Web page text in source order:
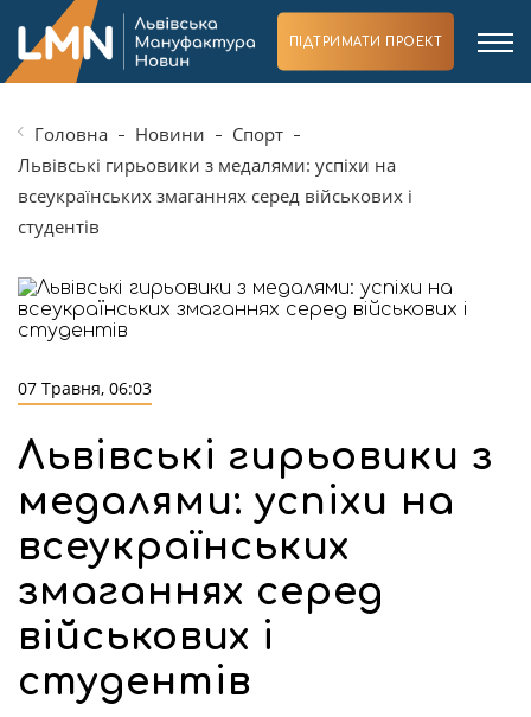
ПІДТРИМАТИ ПРОЕКТ
Головна Новини
Спорт
Львівські гирьовики з медалями: успіхи на
всеукраїнських змаганнях серед військових і
студентів
07 Травня, 06:03
Львівські гирьовики з
медалями: успіхи на
всеукраїнських
змаганнях серед
військових і
студентів